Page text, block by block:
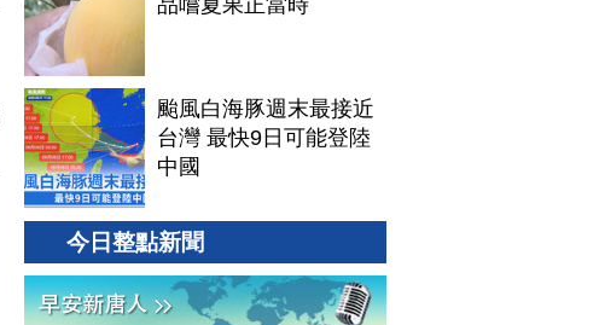
品嚐夏果正當時
颱風白海豚週末最接近
台灣 最快9日可能登陸
中國
今日整點新聞